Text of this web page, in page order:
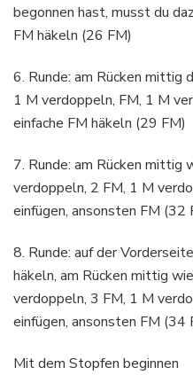
begonnen hast, musst du
FM häkeln (26 FM)
6. Runde: am Rücken mittig
1 M verdoppeln, FM, 1 M
einfache FM häkeln (29 FM)
7. Runde: am Rücken mittig
verdoppeln, 2 FM, 1 M
einfügen, ansonsten FM (32
8. Runde: auf der
häkeln, am Rücken mittig
verdoppeln, 3 FM, 1 M
einfügen, ansonsten FM (34
Mit dem Stopfen beginnen